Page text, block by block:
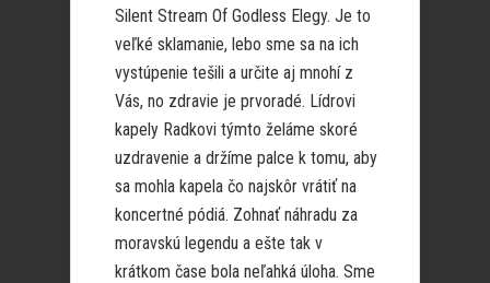
Silent Stream Of Godless Elegy. Je to
veľké sklamanie, lebo sme sa na ich
vystúpenie tešili a určite aj mnohí z
Vás, no zdravie je prvoradé. Lídrovi
kapely Radkovi týmto želáme skoré
uzdravenie a držíme palce k tomu, aby
sa mohla kapela čo najskôr vrátiť na
koncertné pódiá. Zohnať náhradu za
moravskú legendu a ešte tak v
krátkom čase bola neľahká úloha. Sme